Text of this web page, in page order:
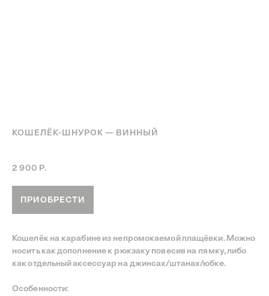
КОШЕЛЁК-ШНУРОК — ВИННЫЙ
2 900 Р.
ПРИОБРЕСТИ
Кошелёк на карабине из непромокаемой плащёвки. Можно
носить как дополнение к рюкзаку повесив на лямку, либо
как отдельный аксессуар на джинсах/штанах/юбке.
Особенности: